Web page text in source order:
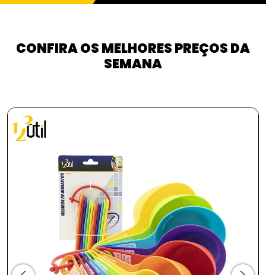
CONFIRA OS MELHORES PREÇOS DA
SEMANA